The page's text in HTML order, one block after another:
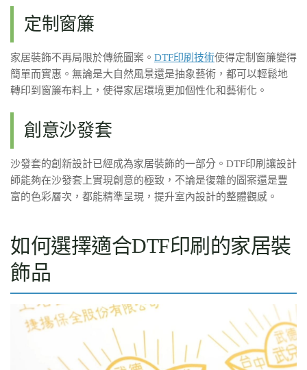
定制窗簾
家居裝飾不再局限於傳統圖案。 DTF印刷技術使得定制窗簾變得
簡單而實惠。無論是大自然風景還是抽象藝術，都可以輕鬆地
轉印到窗簾布料上，使得家居環境更加個性化和藝術化。
創意沙發套
沙發套的創新設計已經成為家居裝飾的一部分。DTF印刷讓設計
師能夠在沙發套上實現創意的極致，不論是復雜的圖案還是豐
富的色彩層次，都能精準呈現，提升室內設計的整體觀感。
如何選擇適合DTF印刷的家居裝
飾品